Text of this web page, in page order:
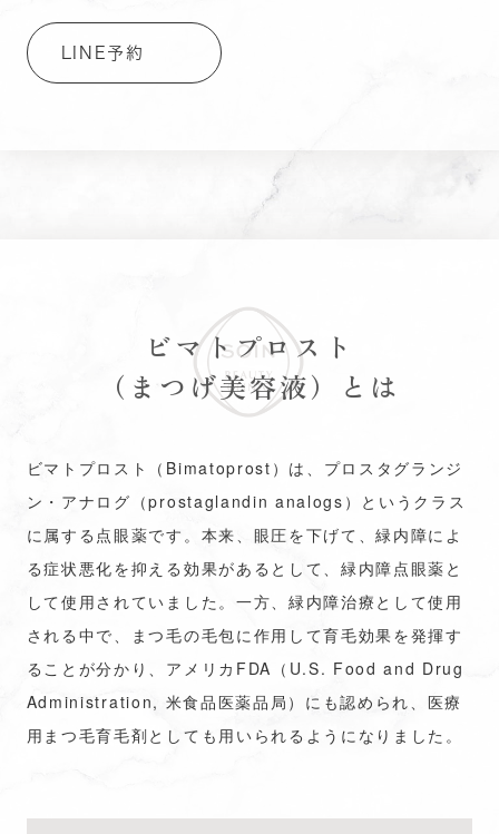
LINE予約
ビマトプロスト
（まつげ美容液）とは
ビマトプロスト（Bimatoprost）は、プロスタグランジ
ン・アナログ（prostaglandin analogs）というクラス
に属する点眼薬です。本来、眼圧を下げて、緑内障によ
る症状悪化を抑える効果があるとして、緑内障点眼薬と
して使用されていました。一方、緑内障治療として使用
される中で、まつ毛の毛包に作用して育毛効果を発揮す
ることが分かり、アメリカFDA（U.S. Food and Drug
Administration, 米食品医薬品局）にも認められ、医療
用まつ毛育毛剤としても用いられるようになりました。